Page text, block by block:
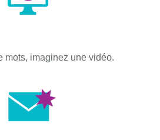
mots, imaginez une vidéo.